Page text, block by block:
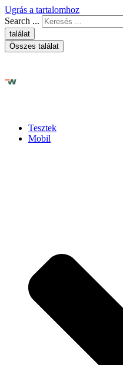
Ugrás a tartalomhoz
Search ...
találat
Összes találat
Tesztek
Mobil